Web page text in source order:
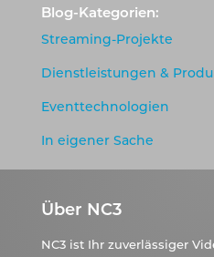
Blog-Kategorien:
Streaming-Projekte
Dienstleistungen &
Eventtechnologien
In eigener Sache
Über NC3
NC3 ist Ihr zuverlässiger